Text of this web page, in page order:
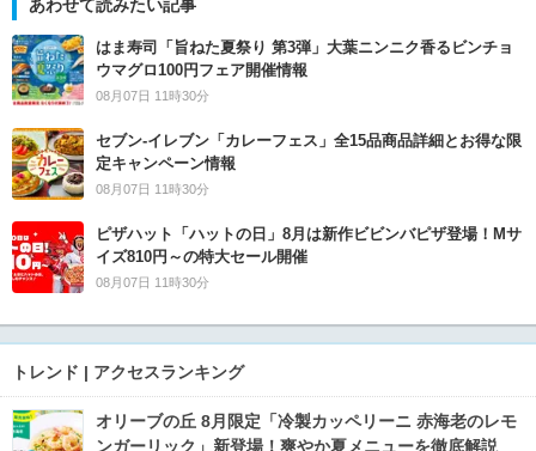
あわせて読みたい記事
はま寿司「旨ねた夏祭り 第3弾」大葉ニンニク香るビンチョ
ウマグロ100円フェア開催情報
08月07日 11時30分
セブン‐イレブン「カレーフェス」全15品商品詳細とお得な限
定キャンペーン情報
08月07日 11時30分
ピザハット「ハットの日」8月は新作ビビンバピザ登場！Mサ
イズ810円～の特大セール開催
08月07日 11時30分
トレンド | アクセスランキング
オリーブの丘 8月限定「冷製カッペリーニ 赤海老のレモ
ンガーリック」新登場！爽やか夏メニューを徹底解説